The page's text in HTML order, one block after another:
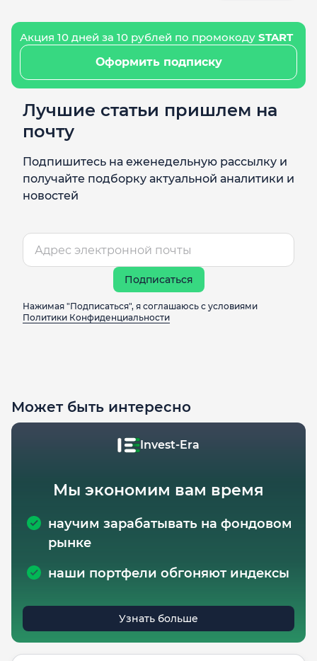
Акция 10 дней за 10 рублей по промокоду START
Оформить подписку
Лучшие статьи пришлем на
почту
Подпишитесь на еженедельную рассылку и
получайте подборку актуальной аналитики и
новостей
Подписаться
Нажимая "Подписаться", я соглашаюсь с условиями
Политики Конфиденциальности
Может быть интересно
Invest-Era
Мы экономим вам время
научим зарабатывать на фондовом
рынке
наши портфели обгоняют индексы
Узнать больше